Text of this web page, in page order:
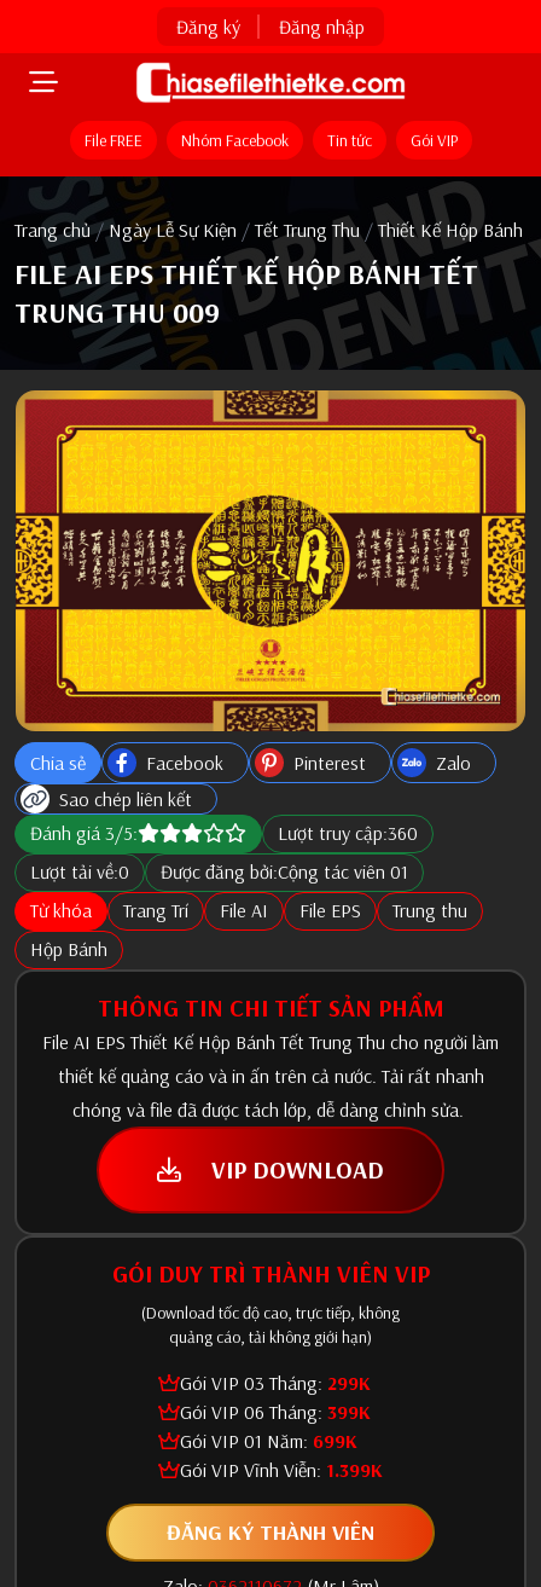
Đăng ký Đăng nhập
File FREE Nhóm Facebook Tin tức Gói VIP
Trang chủ / Ngày Lễ Sự Kiện / Tết Trung Thu / Thiết Kế Hộp Bánh
FILE AI EPS THIẾT KẾ HỘP BÁNH TẾT
TRUNG THU 009
Chia sẻ Facebook Pinterest
Zalo
Sao chép liên kết
Đánh giá 3/5:
Lượt truy cập:360
Lượt tải về:0 Được đăng bởi:Cộng tác viên 01
Từ khóa
Trang Trí File AI File EPS
Trung thu
Hộp Bánh
THÔNG TIN CHI TIẾT SẢN PHẨM
File AI EPS Thiết Kế Hộp Bánh Tết Trung Thu cho người làm
thiết kế quảng cáo và in ấn trên cả nước. Tải rất nhanh
chóng và file đã được tách lớp, dễ dàng chỉnh sửa.
VIP DOWNLOAD
GÓI DUY TRÌ THÀNH VIÊN VIP
(Download tốc độ cao, trực tiếp, không
quảng cáo, tải không giới hạn)
Gói VIP 03 Tháng: 299K
Gói VIP 06 Tháng: 399K
Gói VIP 01 Năm: 699K
Gói VIP Vĩnh Viễn: 1.399K
ĐĂNG KÝ THÀNH VIÊN